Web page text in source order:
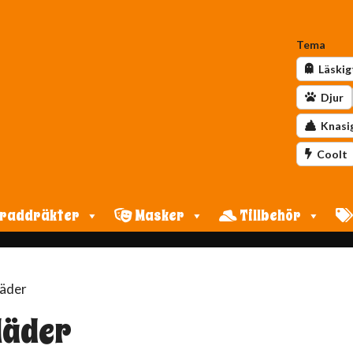
Tema
Djur
Coolt
Masker Tillbehör